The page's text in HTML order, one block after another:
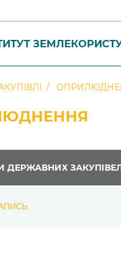
ДЕРЖАВНИХ